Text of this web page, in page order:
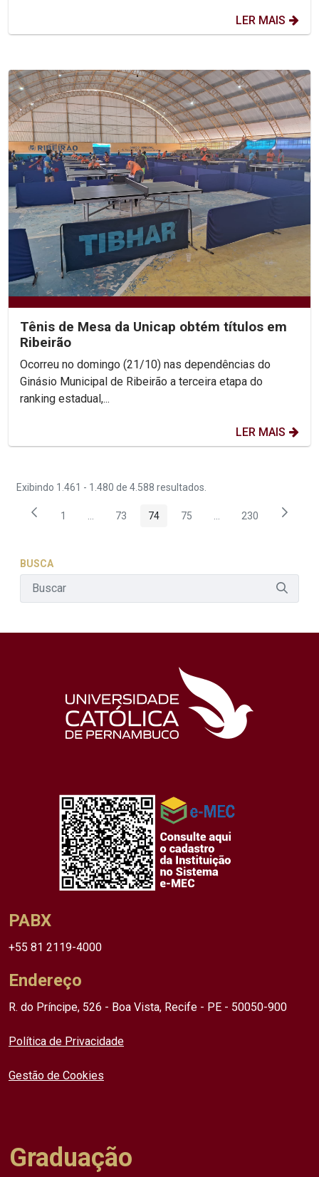
LER MAIS
Tênis de Mesa da Unicap obtém títulos em
Ribeirão
Ocorreu no domingo (21/10) nas dependências do
Ginásio Municipal de Ribeirão a terceira etapa do
ranking estadual,...
LER MAIS
Exibindo 1.461 - 1.480 de 4.588 resultados.
Página
1 Páginas intermediárias Usar ABA para navegar.
Página
73 Página
74 Página
75 PáginasPágina
230
BUSCA
PABX
+55 81 2119-4000
Endereço
R. do Príncipe, 526 - Boa Vista, Recife - PE - 50050-900
Política de Privacidade
Gestão de Cookies
Graduação